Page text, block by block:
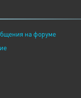
на форуме